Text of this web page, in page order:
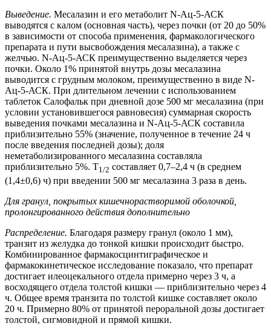
Выведение. Месалазин и его метаболит N-Ац-5-АСК
выводятся с калом (основная часть), через почки (от 20 до 50%
в зависимости от способа применения, фармакологического
препарата и пути высвобождения месалазина), а также с
желчью. N-Ац-5-АСК преимущественно выделяется через
почки. Около 1% принятой внутрь дозы месалазина
выводится с грудным молоком, преимущественно в виде N-
Ац-5-АСК. При длительном лечении с использованием
таблеток Салофальк при дневной дозе 500 мг месалазина (при
условии установившегося равновесия) суммарная скорость
выведения почками месалазина и N-Ац-5-АСК составила
приблизительно 55% (значение, полученное в течение 24 ч
после введения последней дозы); доля
неметаболизированного месалазина составляла
приблизительно 5%. T1/2 составляет 0,7–2,4 ч (в среднем
(1,4±0,6) ч) при введении 500 мг месалазина 3 раза в день.
Для гранул, покрытых кишечнорастворимой оболочкой,
пролонгированного действия дополнительно
Распределение. Благодаря размеру гранул (около 1 мм),
транзит из желудка до тонкой кишки происходит быстро.
Комбинированное фармакосцинтиграфическое и
фармакокинетическое исследование показало, что препарат
достигает илеоцекального отдела примерно через 3 ч, а
восходящего отдела толстой кишки — приблизительно через 4
ч. Общее время транзита по толстой кишке составляет около
20 ч. Примерно 80% от принятой пероральной дозы достигает
толстой, сигмовидной и прямой кишки.